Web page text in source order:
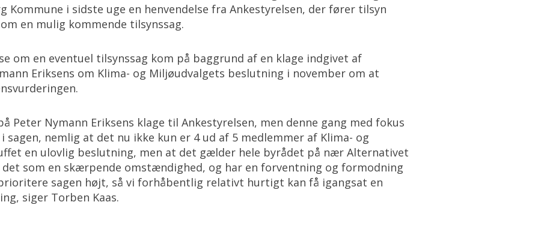
Kommune i sidste uge en henvendelse fra Ankestyrelsen, der fører tilsyn
en mulig kommende tilsynssag.
om en eventuel tilsynssag kom på baggrund af en klage indgivet af
Eriksens om Klima- og Miljøudvalgets beslutning i november om at
Peter Nymann Eriksens klage til Ankestyrelsen, men denne gang med fokus
sagen, nemlig at det nu ikke kun er 4 ud af 5 medlemmer af Klima- og
en ulovlig beslutning, men at det gælder hele byrådet på nær Alternativet
det som en skærpende omstændighed, og har en forventning og formodning
sagen højt, så vi forhåbentlig relativt hurtigt kan få igangsat en
siger Torben Kaas.